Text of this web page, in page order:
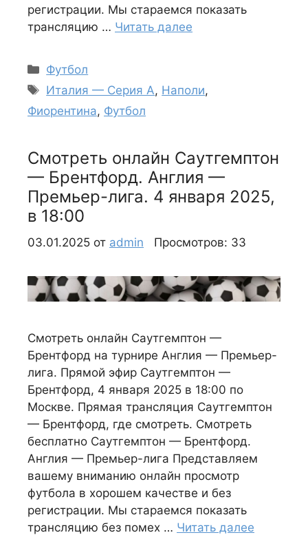
регистрации. Мы стараемся показать
трансляцию … Читать далее
Рубрики
Футбол
Метки
Италия — Серия А, Наполи,
Фиорентина, Футбол
Смотреть онлайн Саутгемптон
— Брентфорд. Англия —
Премьер-лига. 4 января 2025,
в 18:00
03.01.2025 от admin Просмотров: 33
Смотреть онлайн Саутгемптон —
Брентфорд на турнире Англия — Премьер-
лига. Прямой эфир Саутгемптон —
Брентфорд, 4 января 2025 в 18:00 по
Москве. Прямая трансляция Саутгемптон
— Брентфорд, где смотреть. Смотреть
бесплатно Саутгемптон — Брентфорд.
Англия — Премьер-лига Представляем
вашему вниманию онлайн просмотр
футбола в хорошем качестве и без
регистрации. Мы стараемся показать
трансляцию без помех … Читать далее